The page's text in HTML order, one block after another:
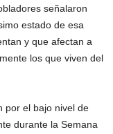
señalaron
estado de esa
y que afectan a
los que viven del
por el bajo nivel de
durante la Semana